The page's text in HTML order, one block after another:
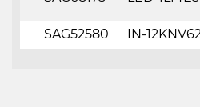
SAG52580 IN-